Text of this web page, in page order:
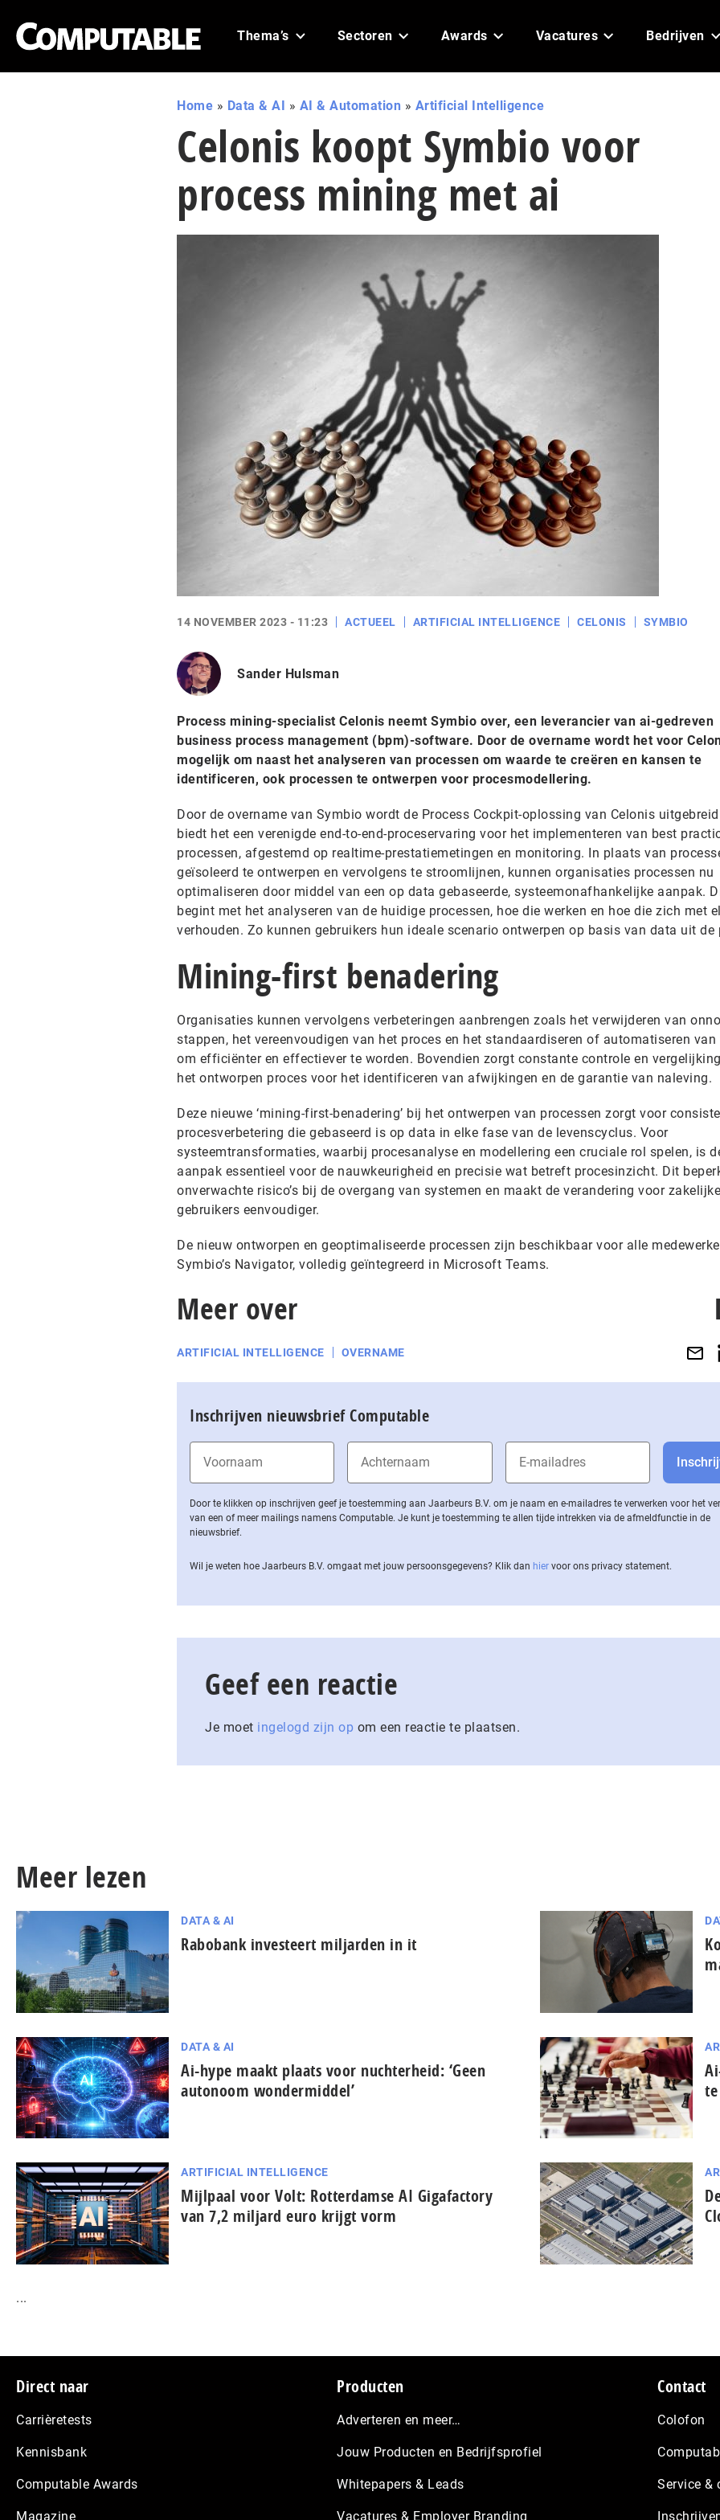
Thema’s Sectoren Awards Vacatures Bedrijven
Home » Data & AI » AI & Automation » Artificial Intelligence
Celonis koopt Symbio voor
process mining met ai
14 NOVEMBER 2023 - 11:23 ACTUEEL ARTIFICIAL INTELLIGENCE CELONIS SYMBIO
Sander Hulsman
Process mining-specialist Celonis neemt Symbio over, een leverancier van ai-gedreven
business process management (bpm)-software. Door de overname wordt het voor
mogelijk om naast het analyseren van processen om waarde te creëren en kansen te
identificeren, ook processen te ontwerpen voor procesmodellering.
Door de overname van Symbio wordt de Process Cockpit-oplossing van Celonis
biedt het een verenigde end-to-end-proceservaring voor het implementeren van best
processen, afgestemd op realtime-prestatiemetingen en monitoring. In plaats van
geïsoleerd te ontwerpen en vervolgens te stroomlijnen, kunnen organisaties processen nu
optimaliseren door middel van een op data gebaseerde, systeemonafhankelijke aanpak.
begint met het analyseren van de huidige processen, hoe die werken en hoe die zich met
verhouden. Zo kunnen gebruikers hun ideale scenario ontwerpen op basis van data uit de
Mining-first benadering
Organisaties kunnen vervolgens verbeteringen aanbrengen zoals het verwijderen van
stappen, het vereenvoudigen van het proces en het standaardiseren of automatiseren van
om efficiënter en effectiever te worden. Bovendien zorgt constante controle en
het ontworpen proces voor het identificeren van afwijkingen en de garantie van naleving.
Deze nieuwe ‘mining-first-benadering’ bij het ontwerpen van processen zorgt voor
procesverbetering die gebaseerd is op data in elke fase van de levenscyclus. Voor
systeemtransformaties, waarbij procesanalyse en modellering een cruciale rol spelen, is
aanpak essentieel voor de nauwkeurigheid en precisie wat betreft procesinzicht. Dit
onverwachte risico’s bij de overgang van systemen en maakt de verandering voor zakelijke
gebruikers eenvoudiger.
De nieuw ontworpen en geoptimaliseerde processen zijn beschikbaar voor alle
Symbio’s Navigator, volledig geïntegreerd in Microsoft Teams.
Meer over
ARTIFICIAL INTELLIGENCE OVERNAME
Inschrijven nieuwsbrief Computable
Door te klikken op inschrijven geef je toestemming aan Jaarbeurs B.V. om je naam en e-mailadres te verwerken voor het
van een of meer mailings namens Computable. Je kunt je toestemming te allen tijde intrekken via de af­meld­func­tie in de
nieuwsbrief.
Wil je weten hoe Jaarbeurs B.V. omgaat met jouw per­soons­ge­ge­vens? Klik dan hier voor ons privacy statement.
Geef een reactie
Je moet ingelogd zijn op om een reactie te plaatsen.
Meer lezen
DATA & AI
Rabobank investeert miljarden in it
DATA & AI
Ai-hype maakt plaats voor nuchterheid: ‘Geen
autonoom won­der­mid­del’
ARTIFICIAL INTELLIGENCE
Mijlpaal voor Volt: Rotterdamse AI Gigafactory
van 7,2 miljard euro krijgt vorm
...
Footer
Direct naar
Carrièretests
Kennisbank
Computable Awards
Magazine
Producten
Adverteren en meer…
Jouw Producten en Bedrijfsprofiel
Whitepapers & Leads
Vacatures & Employer Branding
Contact
Colofon
Service &